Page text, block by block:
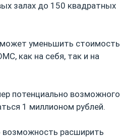
залах до 150 квадратных
уменьшить стоимость
как на себя, так и на
потенциально возможного
1 миллионом рублей.
расширить